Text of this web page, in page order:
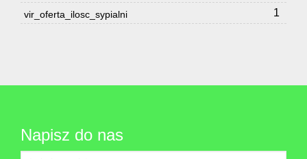
vir_oferta_ilosc_sypialni 1
Napisz do nas